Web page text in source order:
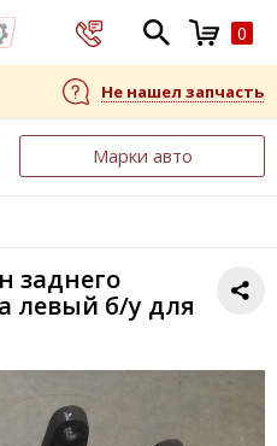
0
Не нашел запчасть
Марки авто
заднего
левый б/у для